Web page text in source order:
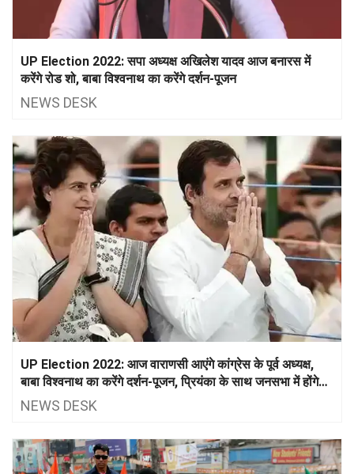
UP Election 2022: सपा अध्यक्ष अखिलेश यादव आज बनारस में
करेंगे रोड शो, बाबा विश्वनाथ का करेंगे दर्शन-पूजन
NEWS DESK
UP Election 2022: आज वाराणसी आएंगे कांग्रेस के पूर्व अध्यक्ष,
बाबा विश्वनाथ का करेंगे दर्शन-पूजन, प्रियंका के साथ जनसभा में होंगे
शामिल
NEWS DESK